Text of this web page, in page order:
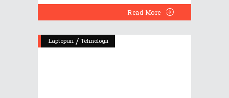
Read More
Laptopuri / Tehnologii